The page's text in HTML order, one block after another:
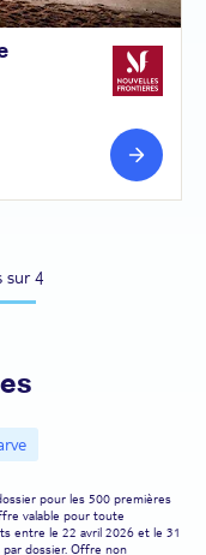
sur 4
pour les 500 premières
valable pour toute
entre le 22 avril 2026 et le 31
dossier. Offre non